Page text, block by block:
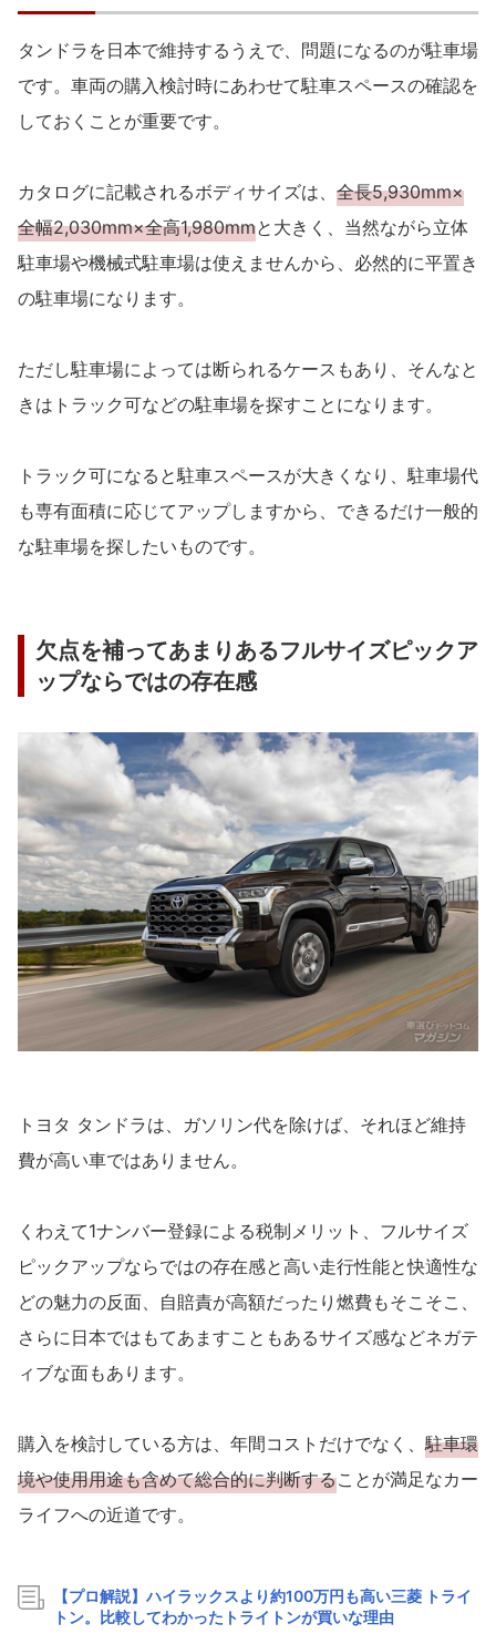
タンドラを日本で維持するうえで、問題になるのが駐車場
です。車両の購入検討時にあわせて駐車スペースの確認を
しておくことが重要です。
カタログに記載されるボディサイズは、 全長5,930mm×
全幅2,030mm×全高1,980mmと大きく、当然ながら立体
駐車場や機械式駐車場は使えませんから、必然的に平置き
の駐車場になります。
ただし駐車場によっては断られるケースもあり、そんなと
きはトラック可などの駐車場を探すことになります。
トラック可になると駐車スペースが大きくなり、駐車場代
も専有面積に応じてアップしますから、できるだけ一般的
な駐車場を探したいものです。
欠点を補ってあまりあるフルサイズピックア
ップならではの存在感
トヨタ タンドラは、ガソリン代を除けば、それほど維持
費が高い車ではありません。
くわえて1ナンバー登録による税制メリット、フルサイズ
ピックアップならではの存在感と高い走行性能と快適性な
どの魅力の反面、自賠責が高額だったり燃費もそこそこ、
さらに日本ではもてあますこともあるサイズ感などネガテ
ィブな面もあります。
購入を検討している方は、年間コストだけでなく、 駐車環
境や使用用途も含めて総合的に判断することが満足なカー
ライフへの近道です。
【プロ解説】ハイラックスより約100万円も高い三菱 トライ
トン。比較してわかったトライトンが買いな理由